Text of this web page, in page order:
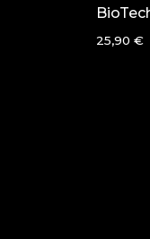
25,90 €